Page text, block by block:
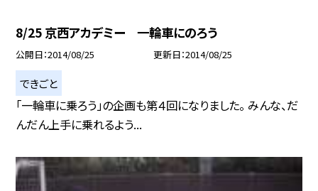
8/25 京西アカデミー 一輪車にのろう
公開日 2014/08/25 更新日 2014/08/25
できごと
「一輪車に乗ろう」の企画も第４回になりました。 みんな、だ
んだん上手に乗れるよう...